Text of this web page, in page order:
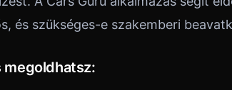
és szükséges-e szakemberi
megoldhatsz: